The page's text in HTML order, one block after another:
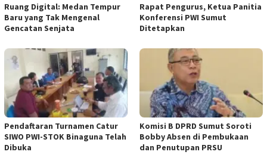
Ruang Digital: Medan Tempur
Baru yang Tak Mengenal
Gencatan Senjata
Rapat Pengurus, Ketua Panitia
Konferensi PWI Sumut
Ditetapkan
Pendaftaran Turnamen Catur
SIWO PWI-STOK Binaguna Telah
Dibuka
Komisi B DPRD Sumut Soroti
Bobby Absen di Pembukaan
dan Penutupan PRSU